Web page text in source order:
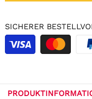
SICHERER